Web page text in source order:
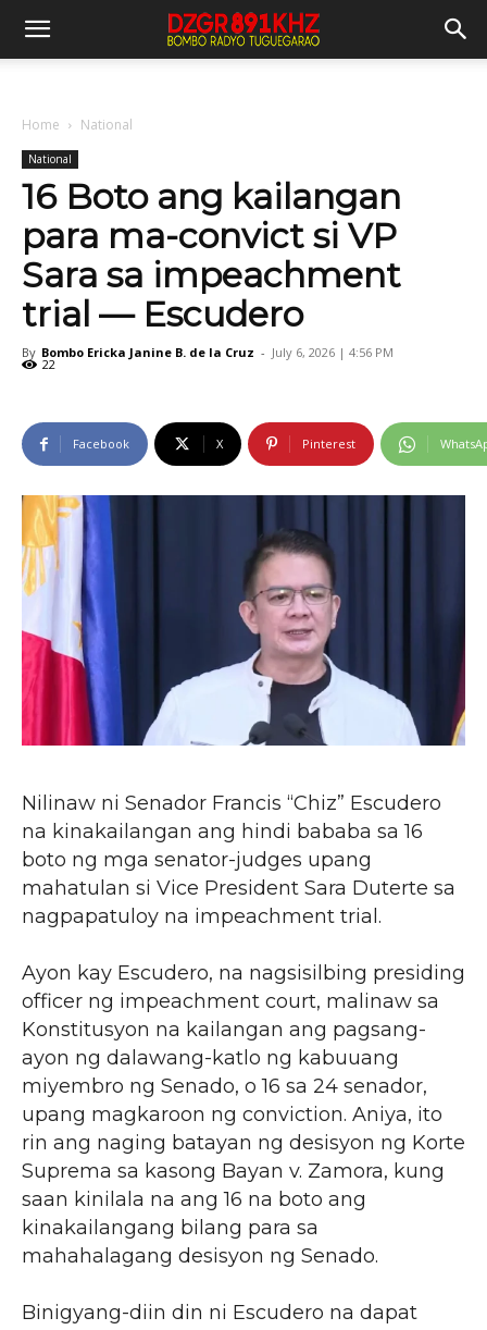
Home National
National
16 Boto ang kailangan
para ma-convict si VP
Sara sa impeachment
trial — Escudero
By Bombo Ericka Janine B. de la Cruz - July 6, 2026 | 4:56 PM
22
Facebook X Pinterest
Nilinaw ni Senador Francis “Chiz” Escudero
na kinakailangan ang hindi bababa sa 16
boto ng mga senator-judges upang
mahatulan si Vice President Sara Duterte sa
nagpapatuloy na impeachment trial.
Ayon kay Escudero, na nagsisilbing presiding
officer ng impeachment court, malinaw sa
Konstitusyon na kailangan ang pagsang-
ayon ng dalawang-katlo ng kabuuang
miyembro ng Senado, o 16 sa 24 senador,
upang magkaroon ng conviction. Aniya, ito
rin ang naging batayan ng desisyon ng Korte
Suprema sa kasong Bayan v. Zamora, kung
saan kinilala na ang 16 na boto ang
kinakailangang bilang para sa
mahahalagang desisyon ng Senado.
Binigyang-diin din ni Escudero na dapat